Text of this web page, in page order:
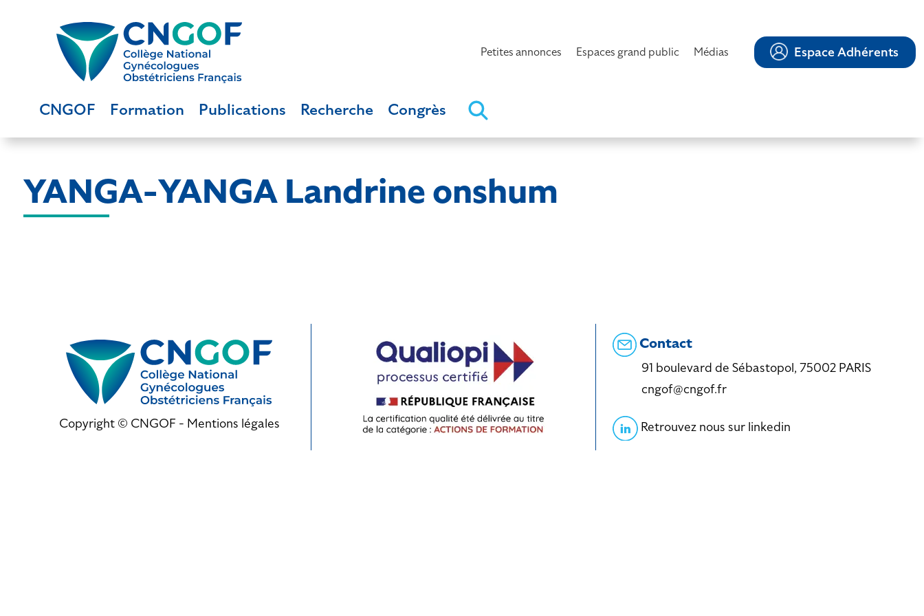
Petites annonces Espaces grand public Médias Espace Adhérents
CNGOF Formation Publications Recherche Congrès
YANGA-YANGA Landrine onshum
Copyright © CNGOF - Mentions légales
Contact
91 boulevard de Sébastopol, 75002 PARIS
cngof@cngof.fr
Retrouvez nous sur linkedin